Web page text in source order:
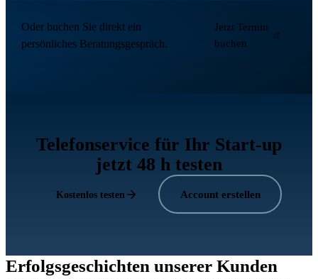
Oder buchen Sie direkt ein
persönliches Beratungsgespräch.
Jetzt Termin
buchen
Telefonservice für Ihr Start-up
jetzt 48 h testen
Kostenlos testen Account erstellen
Erfolgsgeschichten unserer Kunden